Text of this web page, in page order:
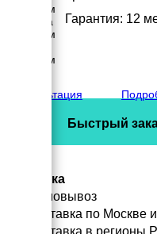
4210 мм
Ширина
2015 мм
1885 мм
Консультация
Гарантия: 12
Быстрый
Доставка
Самовывоз
Доставка по Москве